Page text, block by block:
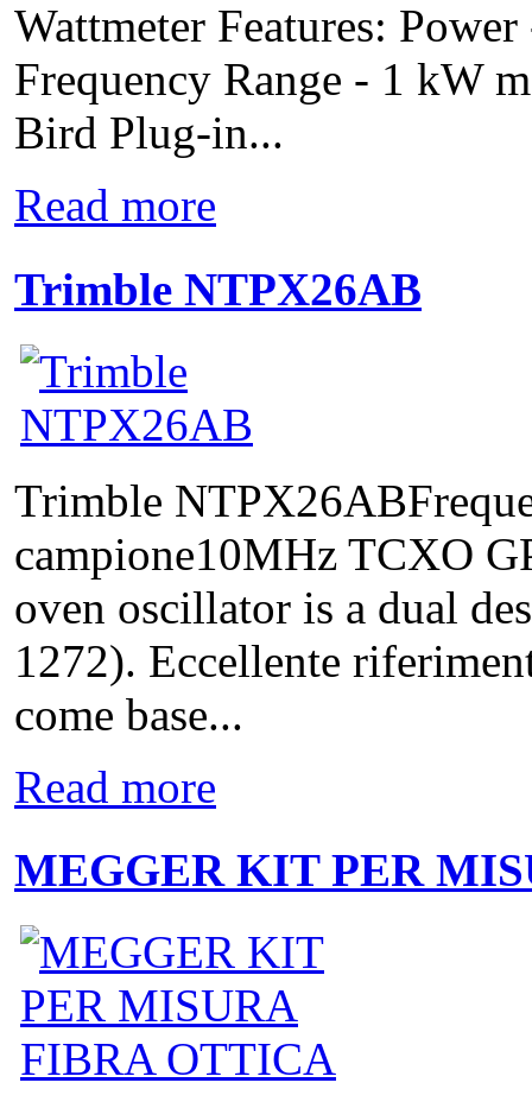
Wattmeter Features:
Frequency Range - 1 kW
Bird Plug-in...
Read more
Trimble NTPX26AB
Trimble
campione10MHz TCXO
oven oscillator is a dual
1272). Eccellente
come base...
Read more
MEGGER KIT PER